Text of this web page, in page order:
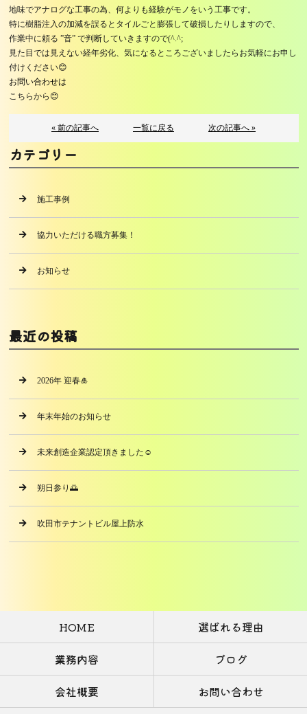
地味でアナログな工事の為、何よりも経験がモノをいう工事です。
特に樹脂注入の加減を誤るとタイルごと膨張して破損したりしますので、
作業中に頼る ”音” で判断していきますので(^.^;
見た目では見えない経年劣化、気になるところございましたらお気軽にお申し
付けください😊
お問い合わせは
こちらから😊
« 前の記事へ 一覧に戻る 次の記事へ »
カテゴリー
施工事例
協力いただける職方募集！
お知らせ
最近の投稿
2026年 迎春🎍
年末年始のお知らせ
未来創造企業認定頂きました☺️
朔日参り🌅
吹田市テナントビル屋上防水
HOME
選ばれる理由
業務内容
ブログ
会社概要
お問い合わせ